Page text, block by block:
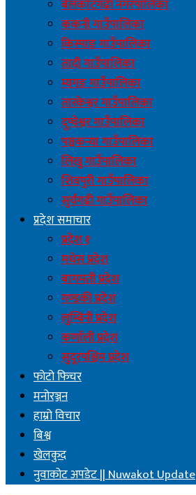
बेलकोटगढी नगरपालिका
ककनी गाउँपालिका
किस्पाङ गाउँपालिका
तादी गाउँपालिका
म्यगङ गाउँपालिका
तारकेश्वर गाउँपालिका
दुप्चेश्वर गाउँपालिका
पञ्चकन्या गाउँपालिका
लिखु गाउँपालिका
शिवपुरी गाउँपालिका
सुर्यगढी गाउँपालिका
प्रदेश समाचार
प्रदेश १
मधेस प्रदेश
बागमती प्रदेश
गण्डकी प्रदेश
लुम्बिनी प्रदेश
कर्णाली प्रदेश
सुदूरपश्चिम प्रदेश
फोटो फिचर
मनोरञ्जन
हाम्रो विचार
बिश्व
खेलकुद
नुवाकोट अपडेट || Nuwakot Update